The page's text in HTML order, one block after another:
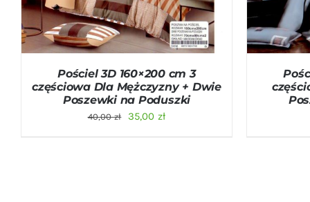
Pościel 3D 160×200 cm 3
częściowa Dla Mężczyzny + Dwie
Poszewki na Poduszki
40,00zł
Pierwotna
35,00 złAktualna